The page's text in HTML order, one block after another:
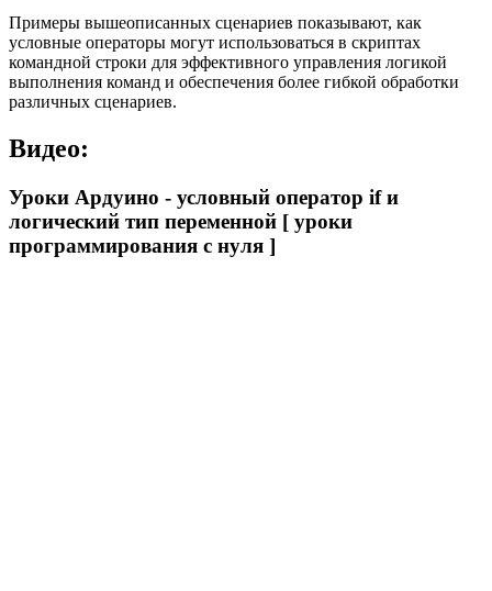
Примеры вышеописанных сценариев показывают, как
условные операторы могут использоваться в скриптах
командной строки для эффективного управления логикой
выполнения команд и обеспечения более гибкой обработки
различных сценариев.
Видео:
Уроки Ардуино - условный оператор if и
логический тип переменной [ уроки
программирования с нуля ]